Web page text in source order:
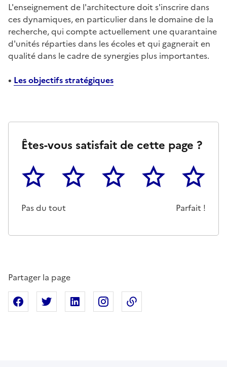
L'enseignement de l'architecture doit s'inscrire dans
ces dynamiques, en particulier dans le domaine de la
recherche, qui compte actuellement une quarantaine
d'unités réparties dans les écoles et qui gagnerait en
qualité dans le cadre de synergies plus importantes.
• Les objectifs stratégiques
Êtes-vous satisfait de cette page ?
1
Pas du tout
2 3 4 5
Parfait !
Partager la page
Partager sur Facebook
Partager sur XPartager sur Linkedin
Partager sur Instagram